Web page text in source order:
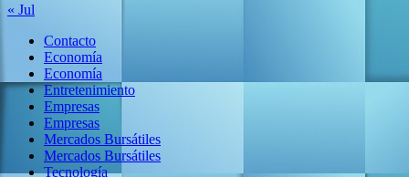
« Jul
Contacto
Economía
Economía
Entretenimiento
Empresas
Empresas
Mercados Bursátiles
Mercados Bursátiles
Tecnología